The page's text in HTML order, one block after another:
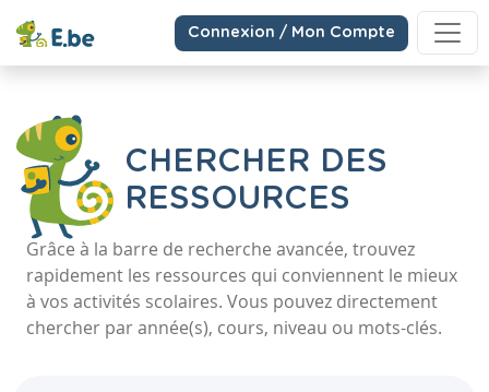
Connexion / Mon Compte
CHERCHER DES
RESSOURCES
Grâce à la barre de recherche avancée, trouvez
rapidement les ressources qui conviennent le mieux
à vos activités scolaires. Vous pouvez directement
chercher par année(s), cours, niveau ou mots-clés.